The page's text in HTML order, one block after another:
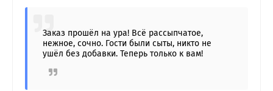
Заказ прошёл на ура! Всё рассыпчатое,
нежное, сочно. Гости были сыты, никто не
ушёл без добавки. Теперь только к вам!